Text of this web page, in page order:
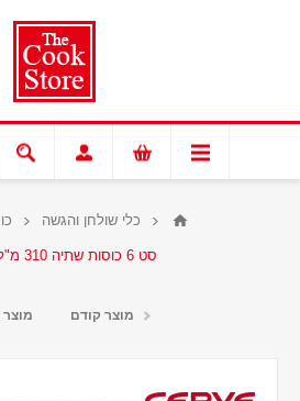
כלי שולחן והגשה
סט 6 כוסות שתיה 310 מ"ל Hawaii
מוצר קודם